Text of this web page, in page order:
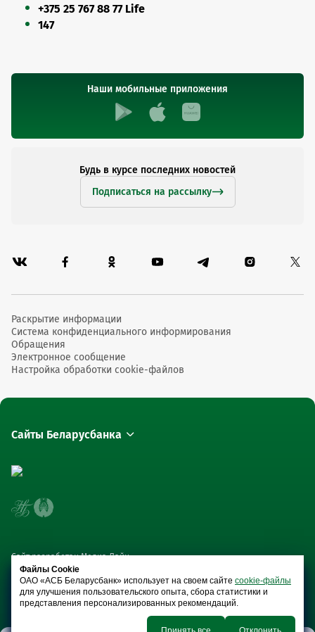
+375 25 767 88 77 Life
147
Наши мобильные приложения
Будь в курсе последних новостей
Подписаться на рассылку
Раскрытие информации
Система конфиденциального информирования
Обращения
Электронное сообщение
Настройка обработки cookie-файлов
Сайты Беларусбанка
Сайт разработан Медиа Лайн
Файлы Cookie
ОАО «АСБ Беларусбанк» использует на своем сайте cookie-файлы
для улучшения пользовательского опыта, сбора статистики и
представления персонализированных рекомендаций.